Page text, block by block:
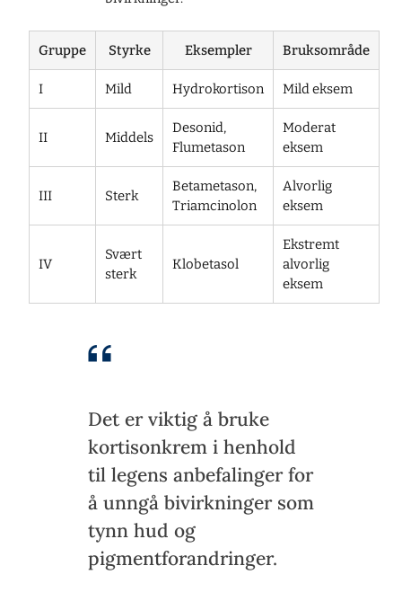
Gruppe Styrke Eksempler Bruksområde
I Mild Hydrokortison Mild eksem
II Middels
Desonid,
Flumetason
Moderat
eksem
III Sterk
Betametason,
Triamcinolon
Alvorlig
eksem
IV
Svært
sterk
Klobetasol
Ekstremt
alvorlig
eksem
Det er viktig å bruke
kortisonkrem i henhold
til legens anbefalinger for
å unngå bivirkninger som
tynn hud og
pigmentforandringer.